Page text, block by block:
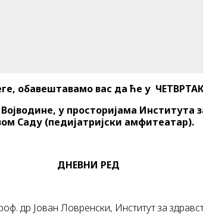
обавештавамо вас да ће у ЧЕТВРТАК
у просторијама
Саду (педијатријски амфитеатар).
ДНЕВНИ РЕД
др Јован Ловренски, Институт за